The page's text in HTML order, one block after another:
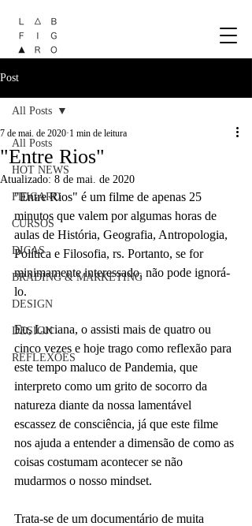
Post
All Posts
HOT NEWS
FIIIGARO
CURSOS
DICAS
BRADING & MARKETING
DESIGN
DESIGN
REFLEXÕES
All Posts
"Entre Rios"
7 de mai. de 2020 1 min de leitura
Atualizado: 8 de mai. de 2020
"Entre Rios" é um filme de apenas 25
minutos que valem por algumas horas de
aulas de História, Geografia, Antropologia,
Política e Filosofia, rs. Portanto, se for
minimamente interessado, não pode ignorá-
lo.
Eu, Luciana, o assisti mais de quatro ou
cinco vezes e hoje trago como reflexão para
este tempo maluco de Pandemia, que
interpreto como um grito de socorro da
natureza diante da nossa lamentável
escassez de consciência, já que este filme
nos ajuda a entender a dimensão de como as
coisas costumam acontecer se não
mudarmos o nosso mindset.
Trata-se de um documentário de muita